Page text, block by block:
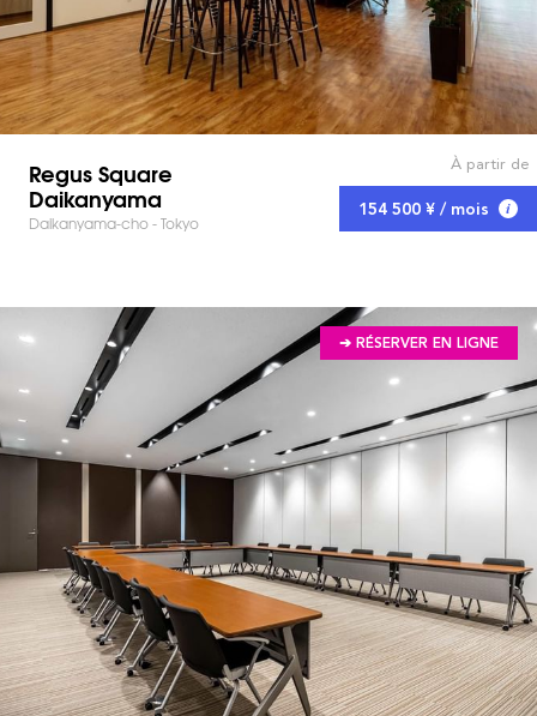
Regus Square
Daikanyama
Daikanyama-cho - Tokyo
À partir de
154 500 ¥ / mois
➔ RÉSERVER EN LIGNE